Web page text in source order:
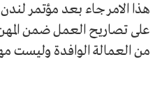
هذا الامر جاء بعد مؤتمر
على تصاريح العمل ضمن
من العمالة الوافدة وليست